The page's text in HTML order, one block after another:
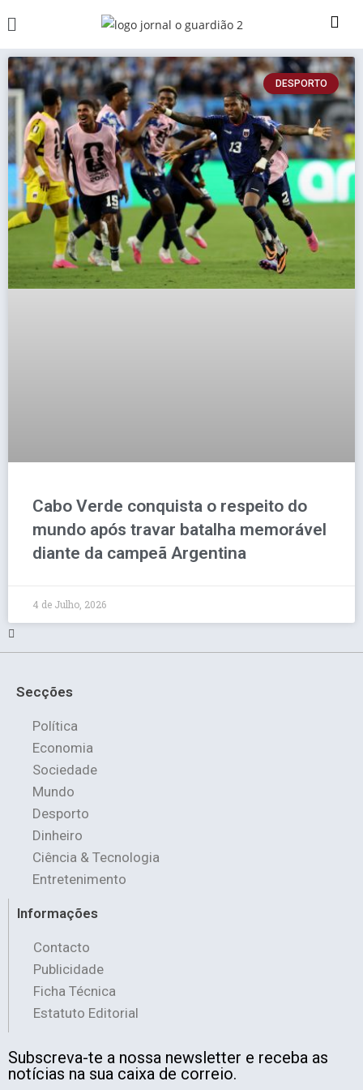
DESPORTO
Cabo Verde conquista o respeito do
mundo após travar batalha memorável
diante da campeã Argentina
4 de Julho, 2026
Secções
Política
Economia
Sociedade
Mundo
Desporto
Dinheiro
Ciência & Tecnologia
Entretenimento
Informações
Contacto
Publicidade
Ficha Técnica
Estatuto Editorial
Subscreva-te a nossa newsletter e receba as
notícias na sua caixa de correio.